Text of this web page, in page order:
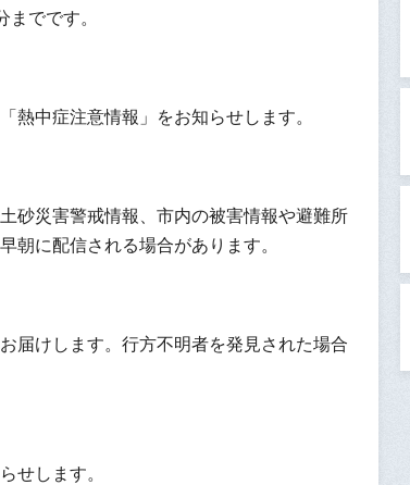
でです。
中症注意情報」をお知らせします。
砂災害警戒情報、市内の被害情報や避難所
に配信される場合があります。
届けします。行方不明者を発見された場合
せします。